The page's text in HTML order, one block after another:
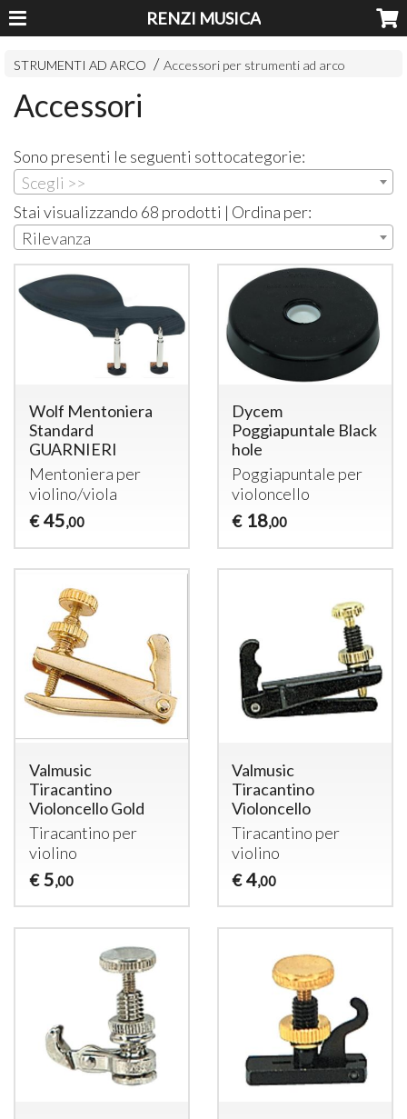
RENZI MUSICA
STRUMENTI AD ARCO Accessori per strumenti ad arco
Accessori
Sono presenti le seguenti sottocategorie:
Scegli >>
Stai visualizzando 68 prodotti | Ordina per:
Rilevanza
Wolf Mentoniera
Standard
GUARNIERI
Mentoniera per
violino/viola
€ 45,00
Dycem
Poggiapuntale Black
hole
Poggiapuntale per
violoncello
€ 18,00
Valmusic
Tiracantino
Violoncello Gold
Tiracantino per
violino
€ 5,00
Valmusic
Tiracantino
Violoncello
Tiracantino per
violino
€ 4,00